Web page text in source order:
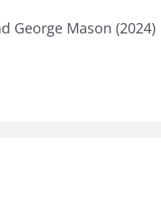
George Mason (2024)